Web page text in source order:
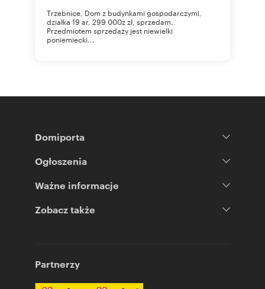
Trzebnice, Dom z budynkami gospodarczymi,
działka 19 ar, 299 000z zł, sprzedam.
Przedmiotem sprzedaży jest niewielki
poniemiecki...
Domiporta
Ogłoszenia
Ważne informacje
Zobacz także
Partnerzy